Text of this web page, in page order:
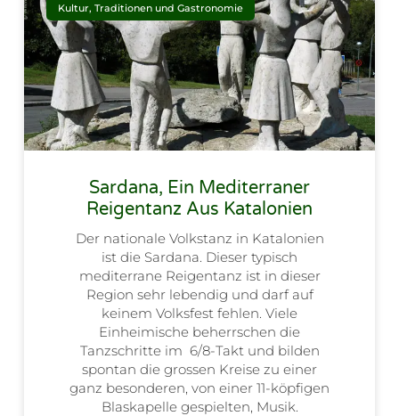
Kultur, Traditionen und Gastronomie
Sardana, Ein Mediterraner
Reigentanz Aus Katalonien
Der nationale Volkstanz in Katalonien
ist die Sardana. Dieser typisch
mediterrane Reigentanz ist in dieser
Region sehr lebendig und darf auf
keinem Volksfest fehlen. Viele
Einheimische beherrschen die
Tanzschritte im 6/8-Takt und bilden
spontan die grossen Kreise zu einer
ganz besonderen, von einer 11-köpfigen
Blaskapelle gespielten, Musik.